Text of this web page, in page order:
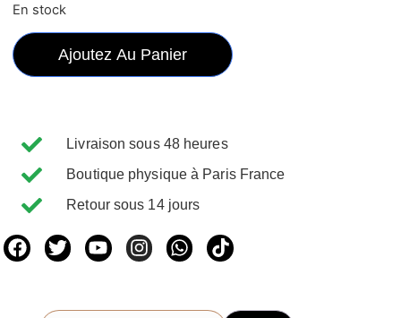
En stock
Ajoutez Au Panier
Livraison sous 48 heures
Boutique physique à Paris France
Retour sous 14 jours